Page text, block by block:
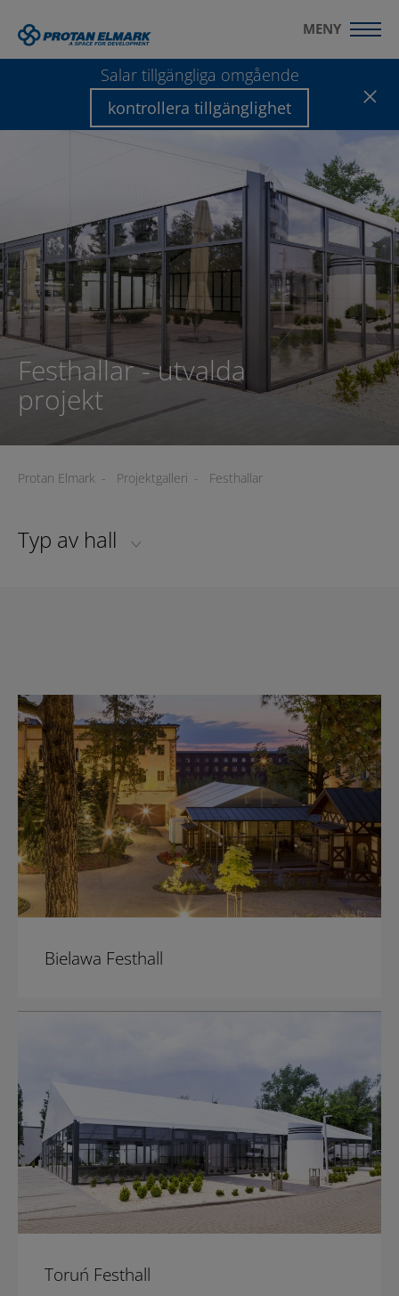
Salar tillgängliga omgående
kontrollera tillgänglighet
MENY
Festhallar - utvalda
projekt
Protan Elmark - Projektgalleri - Festhallar
Typ av hall
Bielawa Festhall
Toruń Festhall